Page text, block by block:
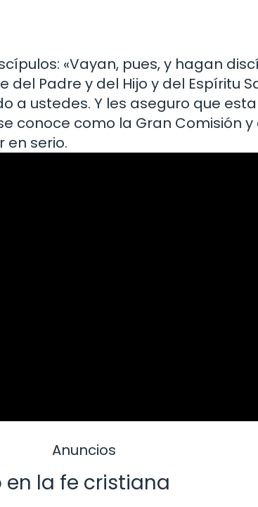
«Vayan, pues, y hagan
Padre y del Hijo y del Espíritu
a ustedes. Y les aseguro que
conoce como la Gran Comisión
en serio.
Anuncios
la fe cristiana